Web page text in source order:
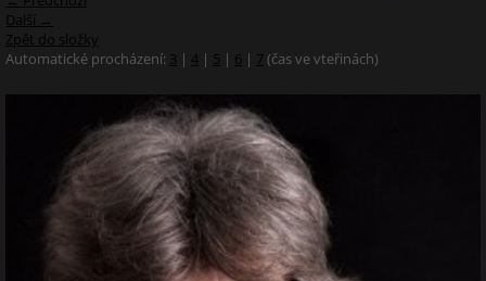
Další →
Zpět do složky
Automatické procházení: 3 | 4 | 5 | 6 | 7 (čas ve vteřinách)